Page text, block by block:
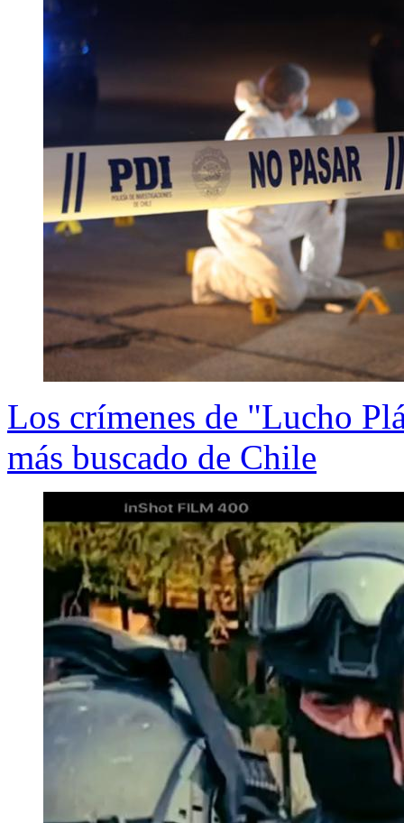
Los crímenes de "Lucho
más buscado de Chile